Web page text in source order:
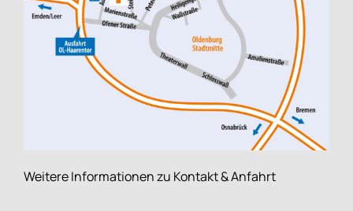
Weitere Informationen zu Kontakt & Anfahrt